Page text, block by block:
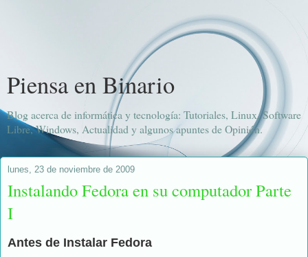
Piensa en Binario
Blog acerca de informática y tecnología: Tutoriales, Linux, Software
Libre, Windows, Actualidad y algunos apuntes de Opinión.
lunes, 23 de noviembre de 2009
Instalando Fedora en su computador Parte
I
Antes de Instalar Fedora